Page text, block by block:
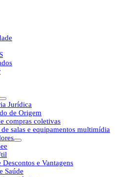
Jurídica
de Origem
compras coletivas
salas e equipamentos multimídia
Descontos e Vantagens
Saúde